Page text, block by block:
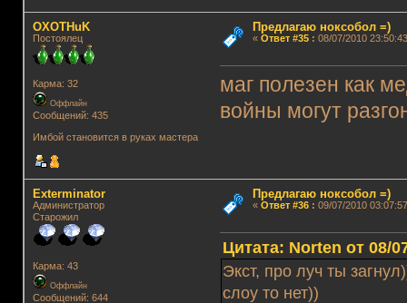
OXOTHuK
Постоялец
Карма: 32
Оффлайн
Сообщений: 435
Имбой становится в руках мастера
Предлагаю ноксобол =)
« Ответ #35: 08/07/2010
маг полезен как
войны могут
Exterminator
Администратор
Старожил
Карма: 43
Оффлайн
Сообщений: 644
Предлагаю ноксобол =)
« Ответ #36: 09/07/2010
Цитата: Norten от 08/
Экст, про луч ты
слоу то нет))